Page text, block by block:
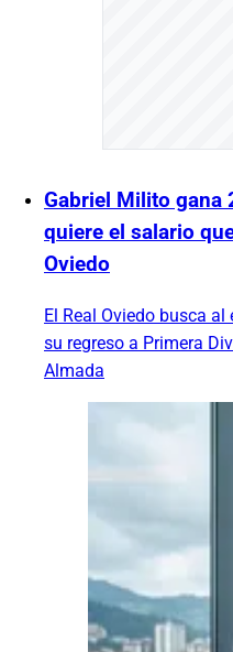
Gabriel Milito gana
quiere el salario
Oviedo
El Real Oviedo busca
su regreso a Primera
Almada